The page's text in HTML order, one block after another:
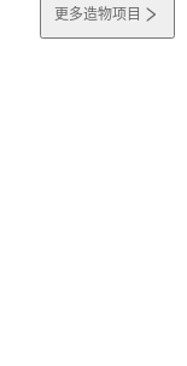
更多造物项目